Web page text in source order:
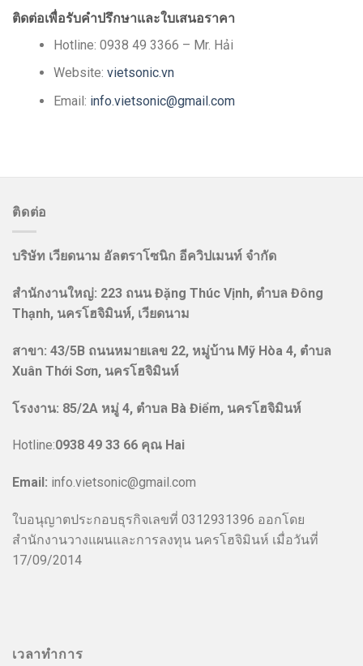
ติดต่อเพื่อรับคำปรึกษาและใบเสนอราคา
Hotline: 0938 49 3366 – Mr. Hải
Website: vietsonic.vn
Email: info.vietsonic@gmail.com
ติดต่อ
บริษัท เวียดนาม อัลตราโซนิก อีควิปเมนท์ จำกัด
สำนักงานใหญ่: 223 ถนน Đặng Thúc Vịnh, ตำบล Đông
Thạnh, นครโฮจิมินห์, เวียดนาม
สาขา: 43/5B ถนนหมายเลข 22, หมู่บ้าน Mỹ Hòa 4, ตำบล
Xuân Thới Sơn, นครโฮจิมินห์
โรงงาน: 85/2A หมู่ 4, ตำบล Bà Điểm, นครโฮจิมินห์
Hotline:0938 49 33 66 คุณ Hai
Email: info.vietsonic@gmail.com
ใบอนุญาตประกอบธุรกิจเลขที่ 0312931396 ออกโดย
สำนักงานวางแผนและการลงทุน นครโฮจิมินห์ เมื่อวันที่
17/09/2014
เวลาทำการ